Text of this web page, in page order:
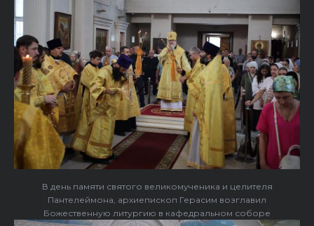
В день памяти святого великомученика и целителя
Пантелеймона, архиепископ Герасим возглавил
Божественную литургию в кафедральном соборе